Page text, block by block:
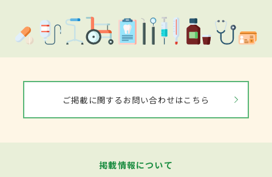
ご掲載に関するお問い合わせはこちら
掲載情報について